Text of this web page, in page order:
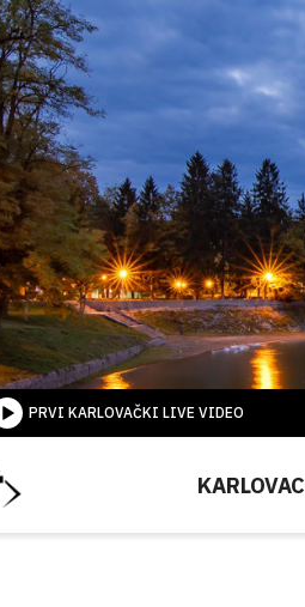
PRVI KARLOVAČKI LIVE VIDEO
KARLOVAC